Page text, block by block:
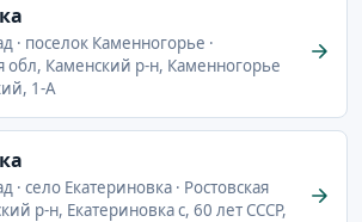
· поселок Каменногорье ·
обл, Каменский р-н, Каменногорье
1-А
· село Екатериновка · Ростовская
р-н, Екатериновка с, 60 лет СССР,